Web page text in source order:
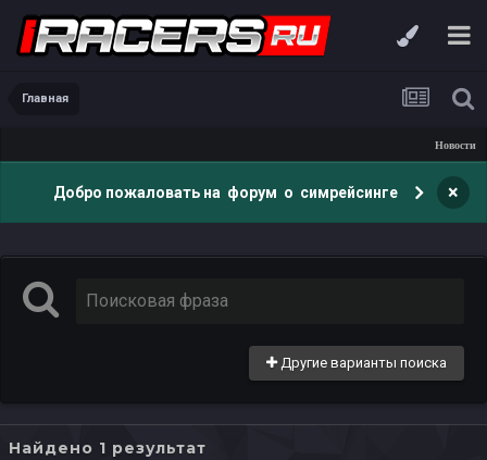
Главная
Новости
Добро пожаловать на форум о симрейсинге ×
Другие варианты поиска
Найдено 1 результат